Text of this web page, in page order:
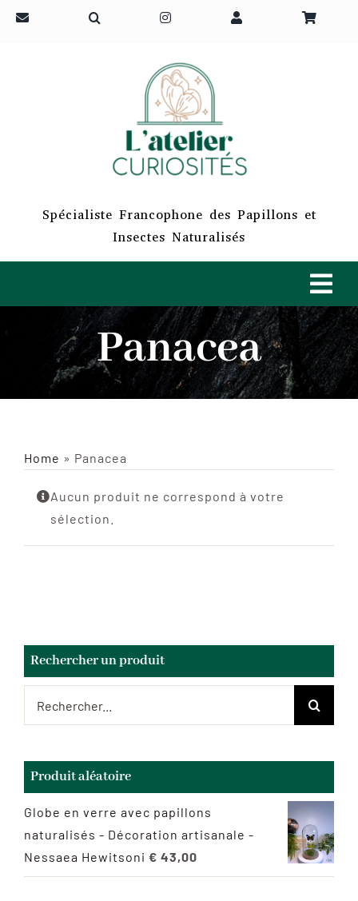
Passer
Spécialiste Francophone des Papillons et
Insectes Naturalisés
ACCUEIL
INSECTES NATURALISÉS
MATÉRIELS
CURIOSITÉS
CONTACT
Panacea
Home » Panacea
Aucun produit ne correspond à votre
sélection.
Rechercher un produit
Produit aléatoire
Globe en verre avec papillons
naturalisés - Décoration artisanale -
Nessaea Hewitsoni € 43,00